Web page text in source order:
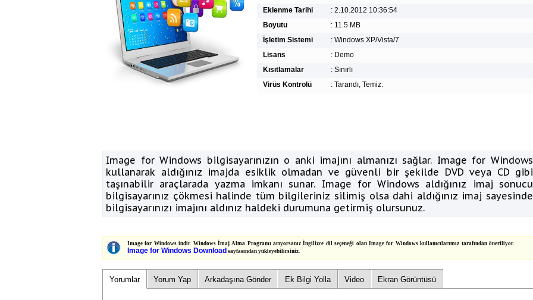
Eklenme Tarihi
: 2.10.2012 10:36:54
Boyutu
: 11.5 MB
İşletim Sistemi
: Windows XP/Vista/7
Lisans
: Demo
Kısıtlamalar
: Sınırlı
Virüs Kontrolü
: Tarandı, Temiz.
Image for Windows bilgisayarınızın o anki imajını almanızı sağlar. Image for Windows
kullanarak aldığınız imajda esiklik olmadan ve güvenli bir şekilde DVD veya CD gibi
taşınabilir araçlarada yazma imkanı sunar. Image for Windows aldığınız imaj sonucu
bilgisayarınız çökmesi halinde tüm bilgileriniz silimiş olsa dahi aldığınız imaj sayesinde
bilgisayarınızı imajını aldınız haldeki durumuna getirmiş olursunuz.
Image for Windows indir. Windows İmaj Alma Programı arıyorsanız İngilizce dil seçeneği olan Image for Windows kullanıcılarımız tarafından öneriliyor.
Image for Windows Download sayfasından yükleyebilirsiniz.
Yorumlar Yorum Yap Arkadaşına Gönder Ek Bilgi Yolla Video Ekran Görüntüsü